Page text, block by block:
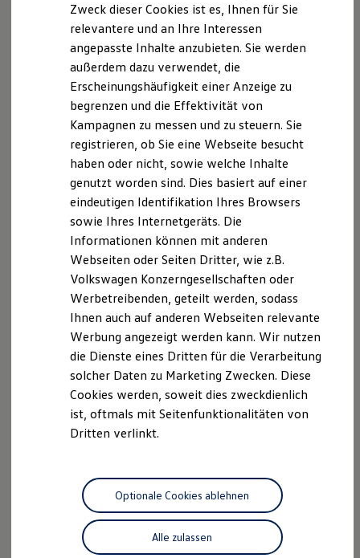
Kaufoptionen
E-Auto-Förderung
Software und Konnektivität
Die ID. Software 6
ID. Software Versionen und Updates
Digitale Extras
Schnittstellen zu Ihrem ID.
Hybridautos
Marke und Erlebnis
Volkswagen R und R Experience
R-Modelle
R Experience
Driving Experience
Volkswagen entdecken
Werkbesichtigung
Lifestyle Shop
T-Roc Kollektion
Golf Kollektion
ID. Kollektion
Volkswagen Kollektion
R-Kollektion
GTI Kollektion
Fußball Drop
we drive football
#wedriveproud
Besitzer und Service
Software Updates
Service und Ersatzteile
Motorenöl und Flüssigkeiten
Räder und Reifen
Pannen- und Unfallhilfe
Economy Service
Volkswagen Teile
Zubehör
Der T-Cross
Wendig, flexibel, vielseitig. Entdecken Sie den
T‑Cross.
Mehr zum T-Cross erfahren
Der ID.4
Kraftvoll wie ein SUV, nachhaltig wie ein ID.
Zweck dieser Cookies ist es, Ihnen für Sie
relevantere und an Ihre Interessen
angepasste Inhalte anzubieten. Sie werden
außerdem dazu verwendet, die
Erscheinungshäufigkeit einer Anzeige zu
begrenzen und die Effektivität von
Kampagnen zu messen und zu steuern. Sie
registrieren, ob Sie eine Webseite besucht
haben oder nicht, sowie welche Inhalte
genutzt worden sind. Dies basiert auf einer
eindeutigen Identifikation Ihres Browsers
sowie Ihres Internetgeräts. Die
Informationen können mit anderen
Webseiten oder Seiten Dritter, wie z.B.
Volkswagen Konzerngesellschaften oder
Werbetreibenden, geteilt werden, sodass
Ihnen auch auf anderen Webseiten relevante
Werbung angezeigt werden kann. Wir nutzen
die Dienste eines Dritten für die Verarbeitung
solcher Daten zu Marketing Zwecken. Diese
Cookies werden, soweit dies zweckdienlich
ist, oftmals mit Seitenfunktionalitäten von
Dritten verlinkt.
Alle zulassen
Optionale Cookies ablehnen